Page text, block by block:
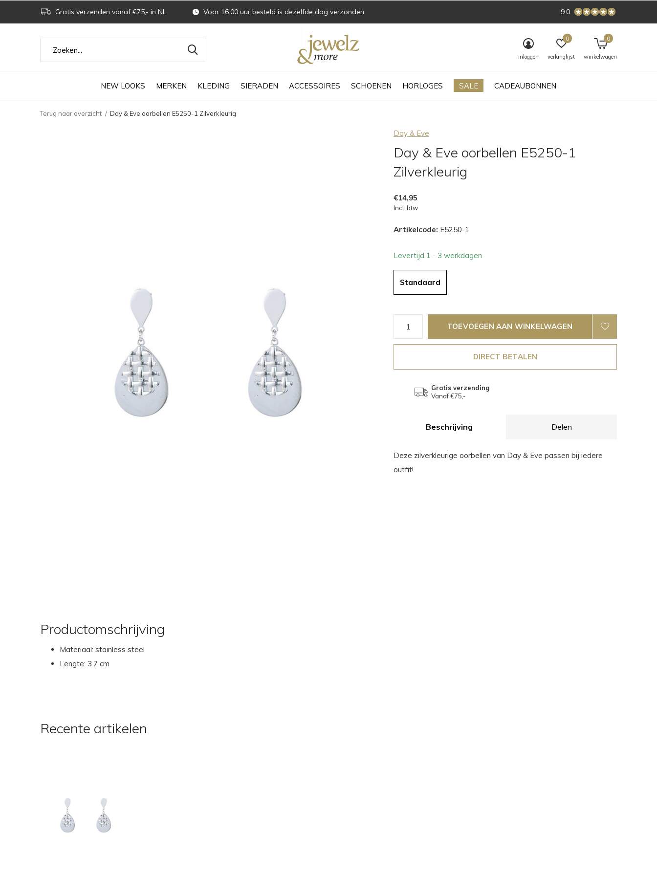
NEW LOOKS MERKEN KLEDING SIERADEN ACCESSOIRES SCHOENEN HORLOGES SALE CADEAUBONNEN
inloggen verlanglijst
0
winkelwagen
0
Gratis verzenden vanaf €75,- in NL Voor 16.00 uur besteld is dezelfde dag verzonden 9.0
Terug naar overzicht Day & Eve oorbellen E5250-1 Zilverkleurig
Day & Eve
Day & Eve oorbellen E5250-1
Zilverkleurig
€14,95
Incl. btw
Artikelcode: E5250-1
Levertijd 1 - 3 werkdagen
Standaard
TOEVOEGEN AAN WINKELWAGEN
DIRECT BETALEN
Gratis verzending
Vanaf €75,-
Beschrijving Delen
Deze zilverkleurige oorbellen van Day & Eve passen bij iedere
outfit!
Productomschrijving
Materiaal: stainless steel
Lengte: 3.7 cm
Recente artikelen